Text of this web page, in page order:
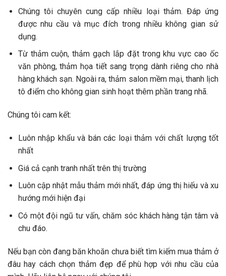
Chúng tôi chuyên cung cấp nhiều loại thảm. Đáp ứng
được nhu cầu và mục đích trong nhiều không gian sử
dụng.
Từ thảm cuộn, thảm gạch lắp đặt trong khu vực cao ốc
văn phòng, thảm họa tiết sang trọng dành riêng cho nhà
hàng khách sạn. Ngoài ra, thảm salon mềm mại, thanh lịch
tô điểm cho không gian sinh hoạt thêm phần trang nhã.
Chúng tôi cam kết:
Luôn nhập khẩu và bán các loại thảm với chất lượng tốt
nhất
Giá cả cạnh tranh nhất trên thị trường
Luôn cập nhật mẫu thảm mới nhất, đáp ứng thị hiếu và xu
hướng mới hiện đại
Có một đội ngũ tư vấn, chăm sóc khách hàng tận tâm và
chu đáo.
Nếu bạn còn đang băn khoăn chưa biết tìm kiếm mua thảm ở
đâu hay cách chọn thảm đẹp để phù hợp với nhu cầu của